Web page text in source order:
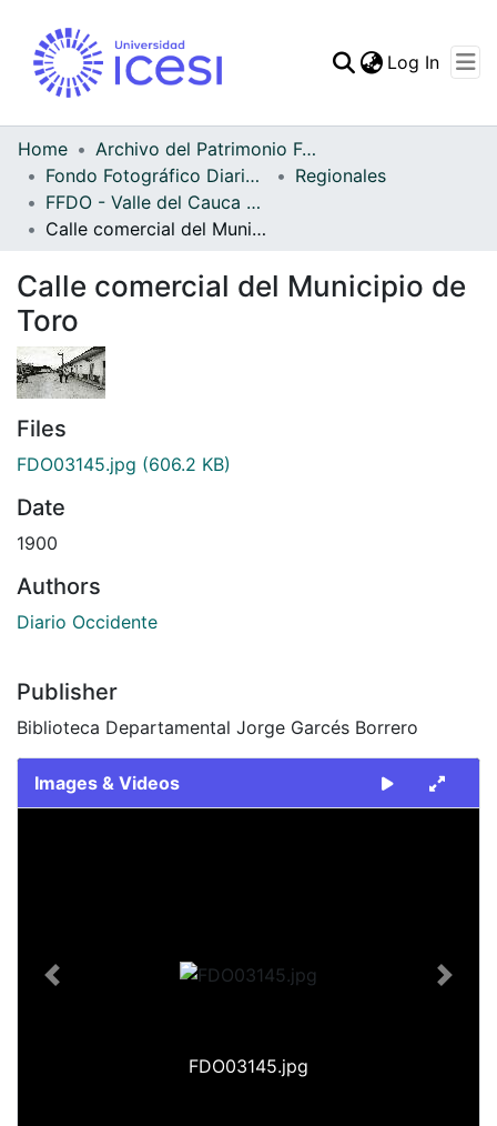
Statistics
Log In
Home
Archivo del Patrimonio Fotográfico y Fílmico del Valle del Cauca
Fondo Fotográfico Diario Occidente
Regionales
FFDO - Valle del Cauca - Patrimonial
Calle comercial del Municipio de Toro
Calle comercial del Municipio de
Toro
Files
FDO03145.jpg (606.2 KB)
Date
1900
Authors
Diario Occidente
Publisher
Biblioteca Departamental Jorge Garcés Borrero
Images & Videos
FDO03145.jpg
Previous Next